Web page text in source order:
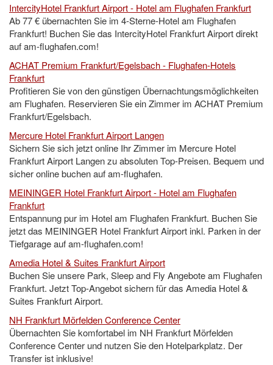
IntercityHotel Frankfurt Airport - Hotel am Flughafen Frankfurt
Ab 77 € übernachten Sie im 4-Sterne-Hotel am Flughafen
Frankfurt! Buchen Sie das IntercityHotel Frankfurt Airport direkt
auf am-flughafen.com!
ACHAT Premium Frankfurt/Egelsbach - Flughafen-Hotels
Frankfurt
Profitieren Sie von den günstigen Übernachtungsmöglichkeiten
am Flughafen. Reservieren Sie ein Zimmer im ACHAT Premium
Frankfurt/Egelsbach.
Mercure Hotel Frankfurt Airport Langen
Sichern Sie sich jetzt online Ihr Zimmer im Mercure Hotel
Frankfurt Airport Langen zu absoluten Top-Preisen. Bequem und
sicher online buchen auf am-flughafen.
MEININGER Hotel Frankfurt Airport - Hotel am Flughafen
Frankfurt
Entspannung pur im Hotel am Flughafen Frankfurt. Buchen Sie
jetzt das MEININGER Hotel Frankfurt Airport inkl. Parken in der
Tiefgarage auf am-flughafen.com!
Amedia Hotel & Suites Frankfurt Airport
Buchen Sie unsere Park, Sleep and Fly Angebote am Flughafen
Frankfurt. Jetzt Top-Angebot sichern für das Amedia Hotel &
Suites Frankfurt Airport.
NH Frankfurt Mörfelden Conference Center
Übernachten Sie komfortabel im NH Frankfurt Mörfelden
Conference Center und nutzen Sie den Hotelparkplatz. Der
Transfer ist inklusive!